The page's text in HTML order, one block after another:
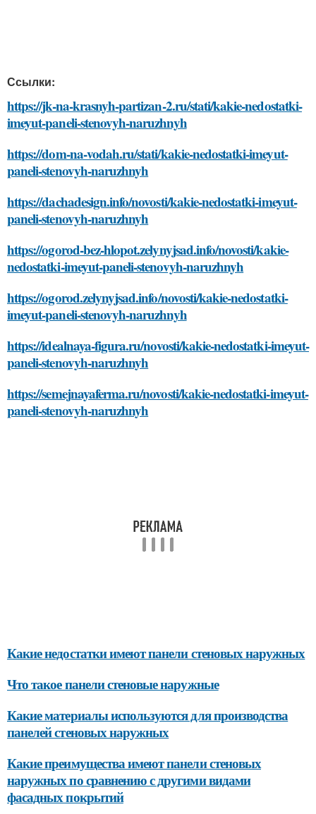
Ссылки:
https://jk-na-krasnyh-partizan-2.ru/stati/kakie-nedostatki-
imeyut-paneli-stenovyh-naruzhnyh
https://dom-na-vodah.ru/stati/kakie-nedostatki-imeyut-
paneli-stenovyh-naruzhnyh
https://dachadesign.info/novosti/kakie-nedostatki-imeyut-
paneli-stenovyh-naruzhnyh
https://ogorod-bez-hlopot.zelynyjsad.info/novosti/kakie-
nedostatki-imeyut-paneli-stenovyh-naruzhnyh
https://ogorod.zelynyjsad.info/novosti/kakie-nedostatki-
imeyut-paneli-stenovyh-naruzhnyh
https://idealnaya-figura.ru/novosti/kakie-nedostatki-imeyut-
paneli-stenovyh-naruzhnyh
https://semejnayaferma.ru/novosti/kakie-nedostatki-imeyut-
paneli-stenovyh-naruzhnyh
Какие недостатки имеют панели стеновых наружных
Что такое панели стеновые наружные
Какие материалы используются для производства
панелей стеновых наружных
Какие преимущества имеют панели стеновых
наружных по сравнению с другими видами
фасадных покрытий